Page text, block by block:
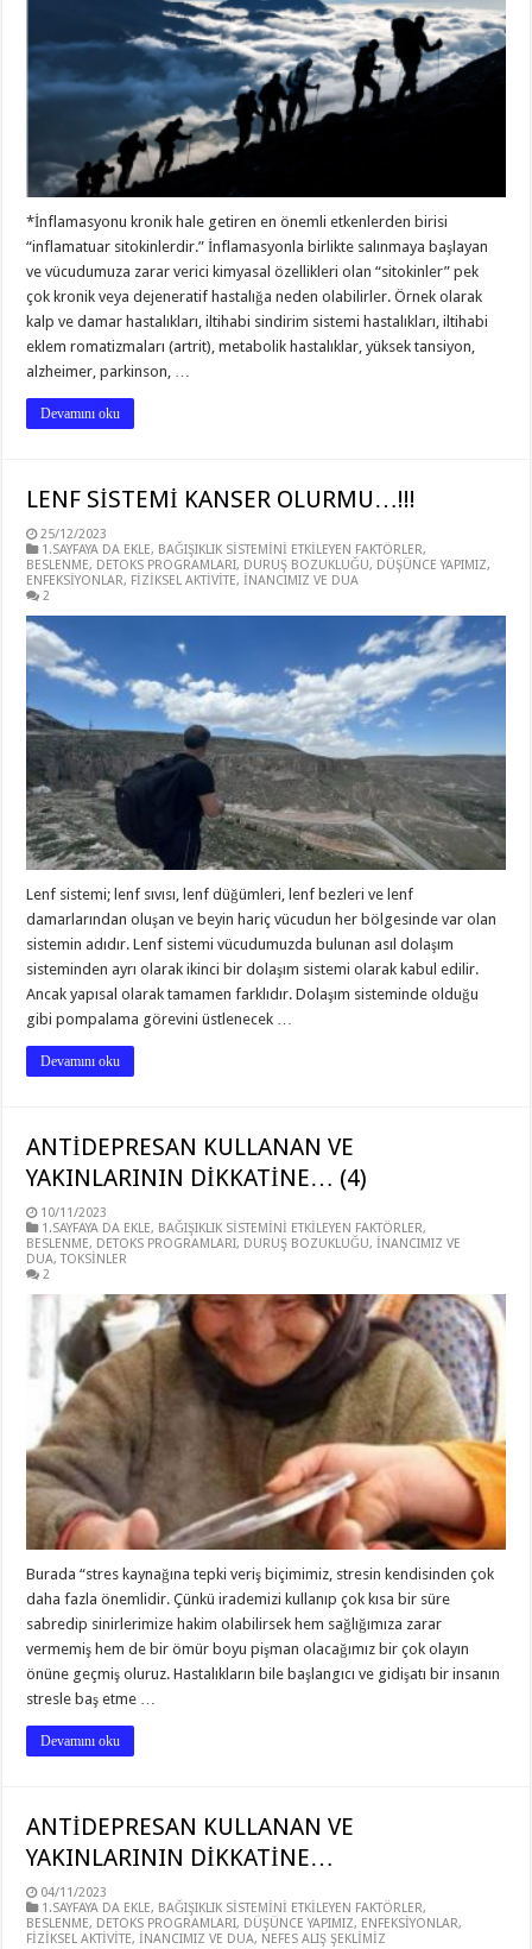
*İnflamasyonu kronik hale getiren en önemli etkenlerden birisi
“inflamatuar sitokinlerdir.” İnflamasyonla birlikte salınmaya başlayan
ve vücudumuza zarar verici kimyasal özellikleri olan “sitokinler” pek
çok kronik veya dejeneratif hastalığa neden olabilirler. Örnek olarak
kalp ve damar hastalıkları, iltihabi sindirim sistemi hastalıkları, iltihabi
eklem romatizmaları (artrit), metabolik hastalıklar, yüksek tansiyon,
alzheimer, parkinson, …
Devamını oku
LENF SİSTEMİ KANSER OLURMU…!!!
25/12/2023
1.SAYFAYA DA EKLE, BAĞIŞIKLIK SİSTEMİNİ ETKİLEYEN FAKTÖRLER,
BESLENME, DETOKS PROGRAMLARI, DURUŞ BOZUKLUĞU, DÜŞÜNCE YAPIMIZ,
ENFEKSİYONLAR, FİZİKSEL AKTİVİTE,İNANCIMIZ VE DUA
2
Lenf sistemi; lenf sıvısı, lenf düğümleri, lenf bezleri ve lenf
damarlarından oluşan ve beyin hariç vücudun her bölgesinde var olan
sistemin adıdır. Lenf sistemi vücudumuzda bulunan asıl dolaşım
sisteminden ayrı olarak ikinci bir dolaşım sistemi olarak kabul edilir.
Ancak yapısal olarak tamamen farklıdır. Dolaşım sisteminde olduğu
gibi pompalama görevini üstlenecek …
Devamını oku
ANTİDEPRESAN KULLANAN VE
YAKINLARININ DİKKATİNE… (4)
10/11/2023
1.SAYFAYA DA EKLE, BAĞIŞIKLIK SİSTEMİNİ ETKİLEYEN FAKTÖRLER,
BESLENME, DETOKS PROGRAMLARI, DURUŞ BOZUKLUĞU,İNANCIMIZ VE
DUA,TOKSİNLER
2
Burada “stres kaynağına tepki veriş biçimimiz, stresin kendisinden çok
daha fazla önemlidir. Çünkü irademizi kullanıp çok kısa bir süre
sabredip sinirlerimize hakim olabilirsek hem sağlığımıza zarar
vermemiş hem de bir ömür boyu pişman olacağımız bir çok olayın
önüne geçmiş oluruz. Hastalıkların bile başlangıcı ve gidişatı bir insanın
stresle baş etme …
Devamını oku
ANTİDEPRESAN KULLANAN VE
YAKINLARININ DİKKATİNE…
04/11/2023
1.SAYFAYA DA EKLE, BAĞIŞIKLIK SİSTEMİNİ ETKİLEYEN FAKTÖRLER,
BESLENME, DETOKS PROGRAMLARI, DÜŞÜNCE YAPIMIZ, ENFEKSİYONLAR,
FİZİKSEL AKTİVİTE,İNANCIMIZ VE DUA, NEFES ALIŞ ŞEKLİMİZ